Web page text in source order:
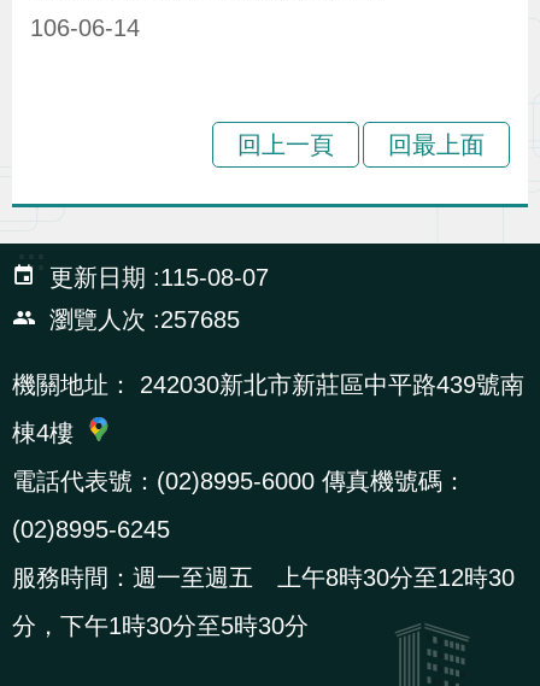
106-06-14
回上一頁 回最上面
:::
更新日期
115-08-07
瀏覽人次
257685
機關地址：
242030新北市新莊區中平路439號南
棟4樓
電話代表號：(02)8995-6000 傳真機號碼：
(02)8995-6245
服務時間：週一至週五 上午8時30分至12時30
分，下午1時30分至5時30分